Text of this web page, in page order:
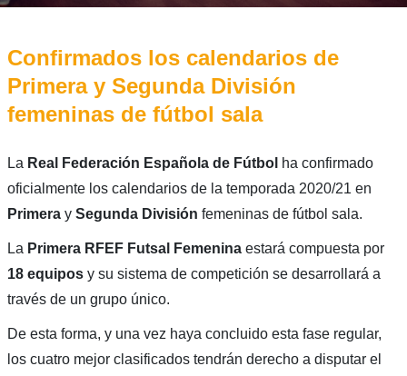
Confirmados los calendarios de
Primera y Segunda División
femeninas de fútbol sala
La Real Federación Española de Fútbol ha confirmado
oficialmente los calendarios de la temporada 2020/21 en
Primeray Segunda División femeninas de fútbol sala.
LaPrimera RFEF Futsal Femeninaestará compuesta por
18 equiposy su sistema de competición se desarrollará a
través de un grupo único.
De esta forma, y una vez haya concluido esta fase regular,
los cuatro mejor clasificados tendrán derecho a disputar el